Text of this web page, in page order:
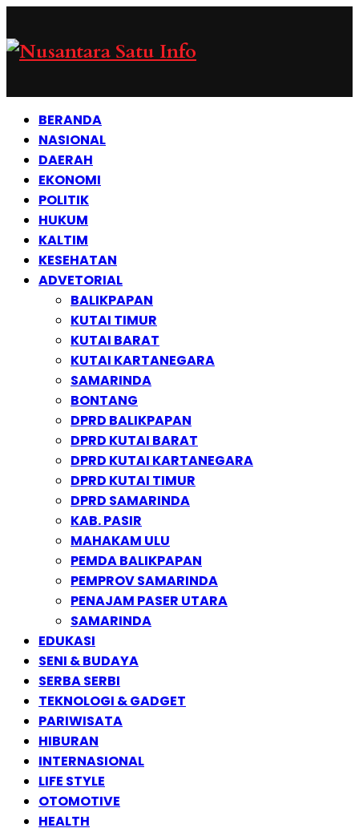
BERANDA
NASIONAL
DAERAH
EKONOMI
POLITIK
HUKUM
KALTIM
KESEHATAN
ADVETORIAL
BALIKPAPAN
KUTAI TIMUR
KUTAI BARAT
KUTAI KARTANEGARA
SAMARINDA
BONTANG
DPRD BALIKPAPAN
DPRD KUTAI BARAT
DPRD KUTAI KARTANEGARA
DPRD KUTAI TIMUR
DPRD SAMARINDA
KAB. PASIR
MAHAKAM ULU
PEMDA BALIKPAPAN
PEMPROV SAMARINDA
PENAJAM PASER UTARA
SAMARINDA
EDUKASI
SENI & BUDAYA
SERBA SERBI
TEKNOLOGI & GADGET
PARIWISATA
HIBURAN
INTERNASIONAL
LIFE STYLE
OTOMOTIVE
HEALTH